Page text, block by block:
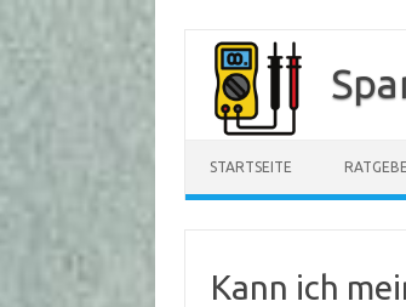
Inhalt
springen
STARTSEITE
Kann ich